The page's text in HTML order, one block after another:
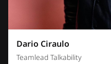
Dario Ciraulo
Teamlead Talkability